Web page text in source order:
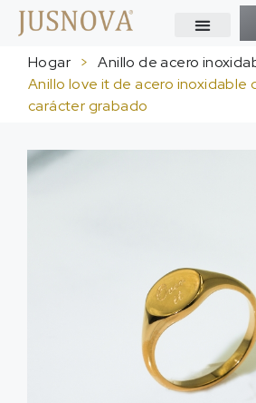
Hogar > Anillo de acero
Anillo love it de acero inoxidable
carácter grabado